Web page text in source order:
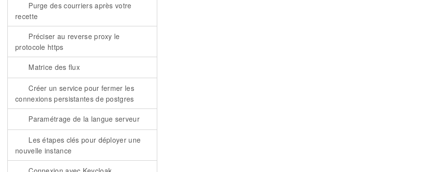
Purge des courriers après votre
recette
Préciser au reverse proxy le
protocole https
Matrice des flux
Créer un service pour fermer les
connexions persistantes de postgres
Paramétrage de la langue serveur
Les étapes clés pour déployer une
nouvelle instance